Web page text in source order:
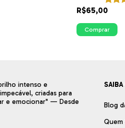
R$65,00
Comprar
intenso e
criadas para
e emocionar" — Desde
SAIBA
Blog
Quem